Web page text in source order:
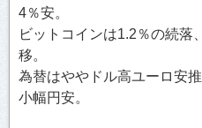
4％安。
ビットコインは1.2％の続落
移。
為替はややドル高ユーロ安
小幅円安。